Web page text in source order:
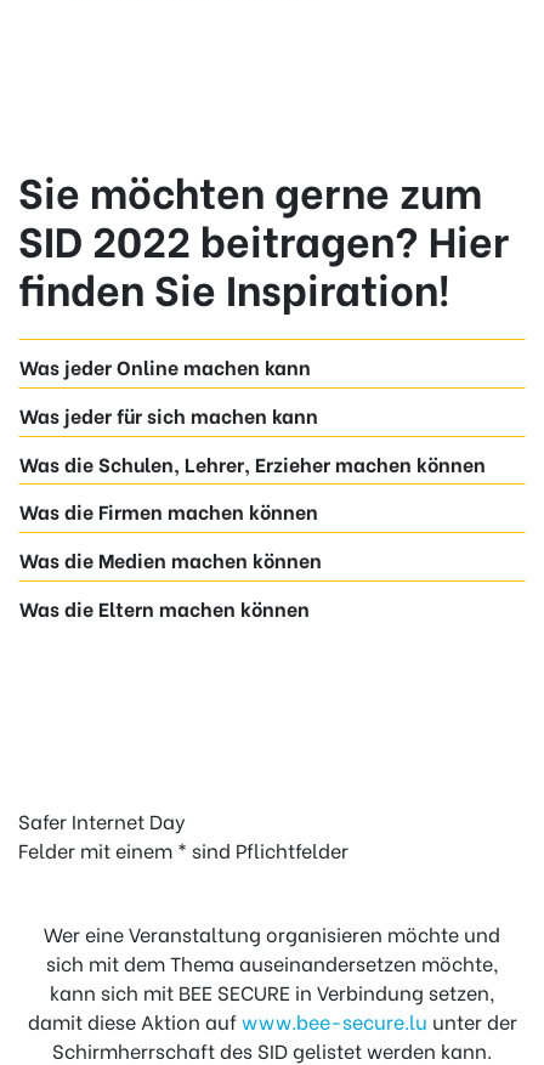
Sie möchten gerne zum
SID 2022 beitragen? Hier
finden Sie Inspiration!
Was jeder Online machen kann
Was jeder für sich machen kann
Was die Schulen, Lehrer, Erzieher machen können
Was die Firmen machen können
Was die Medien machen können
Was die Eltern machen können
Safer Internet Day
Felder mit einem * sind Pflichtfelder
Wer eine Veranstaltung organisieren möchte und
sich mit dem Thema auseinandersetzen möchte,
kann sich mit BEE SECURE in Verbindung setzen,
damit diese Aktion aufwww.bee-secure.lu unter der
Schirmherrschaft des SID gelistet werden kann.